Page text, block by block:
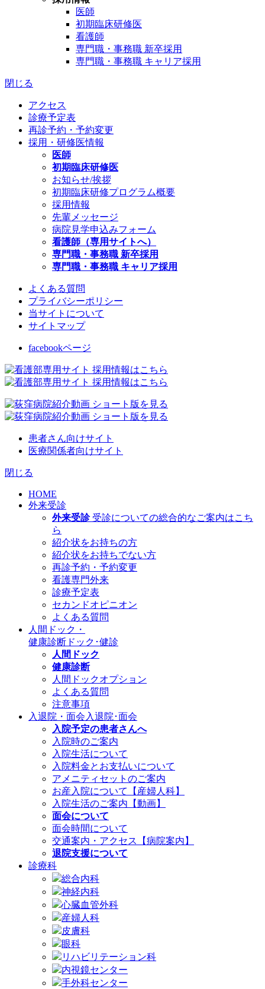
医師
初期臨床研修医
看護師
専門職・事務職 新卒採用
専門職・事務職 キャリア採用
閉じる
アクセス
診療予定表
再診予約・予約変更
採用・研修医情報
医師
初期臨床研修医
お知らせ/挨拶
初期臨床研修プログラム概要
採用情報
先輩メッセージ
病院見学申込みフォーム
看護師（専用サイトへ）
専門職・事務職 新卒採用
専門職・事務職 キャリア採用
よくある質問
プライバシーポリシー
当サイトについて
サイトマップ
facebookページ
患者さん向けサイト
医療関係者向けサイト
閉じる
HOME
外来受診
外来受診 受診についての総合的なご案内はこち
ら
紹介状をお持ちの方
紹介状をお持ちでない方
再診予約・予約変更
看護専門外来
診療予定表
セカンドオピニオン
よくある質問
人間ドック・
健康診断 ドック･健診
人間ドック
健康診断
人間ドックオプション
よくある質問
注意事項
入退院・面会 入退院･面会
入院予定の患者さんへ
入院時のご案内
入院生活について
入院料金とお支払いについて
アメニティセットのご案内
お産入院について【産婦人科】
入院生活のご案内【動画】
面会について
面会時間について
交通案内・アクセス【病院案内】
退院支援について
診療科
総合内科
神経内科
心臓血管外科
産婦人科
皮膚科
眼科
リハビリテーション科
内視鏡センター
手外科センター